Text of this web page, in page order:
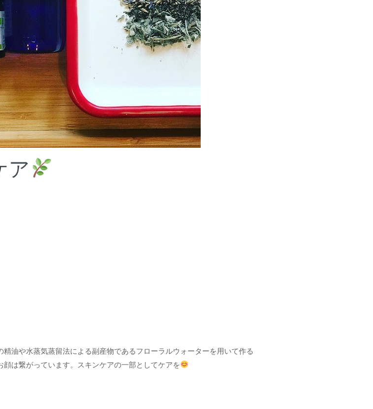
ア
油や水蒸気蒸留法による副産物であるフローラルウォーターを用いて作る
は繋がっています。スキンケアの一部としてケアを